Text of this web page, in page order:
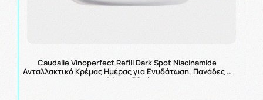
Caudalie Vinoperfect Refill Dark Spot Niacinamide
Ανταλλακτικό Κρέμας Ημέρας για Ενυδάτωση, Πανάδες &
Λάμψη 50ml